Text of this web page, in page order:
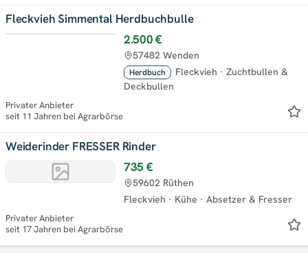
Fleckvieh Simmental Herdbuchbulle
2.500 €
Herdbuch Fleckvieh · Zuchtbullen &
Deckbullen
57482 Wenden
Privater Anbieter
seit 11 Jahren bei Agrarbörse
Weiderinder FRESSER Rinder
735 €
Fleckvieh · Kühe · Absetzer & Fresser
59602 Rüthen
Privater Anbieter
seit 17 Jahren bei Agrarbörse